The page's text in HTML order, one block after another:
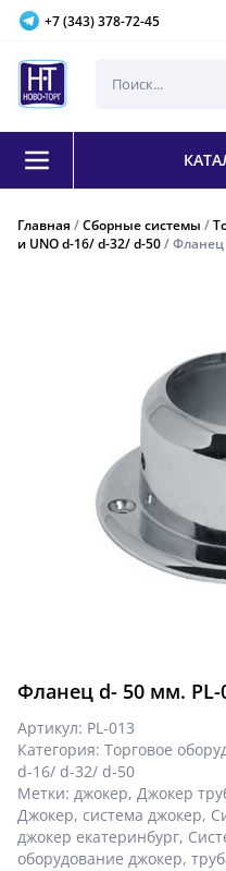
+7 (343) 378-72-45
Главная /Сборные системы /
и UNO d-16/ d-32/ d-50/ Фланец
Фланец d- 50 мм. PL-
Артикул: PL-013
Категория: Торговое
d-16/ d-32/ d-50
Метки: джокер, Джокер
Джокер, система джокер,
джокер екатеринбург,
оборудование джокер,